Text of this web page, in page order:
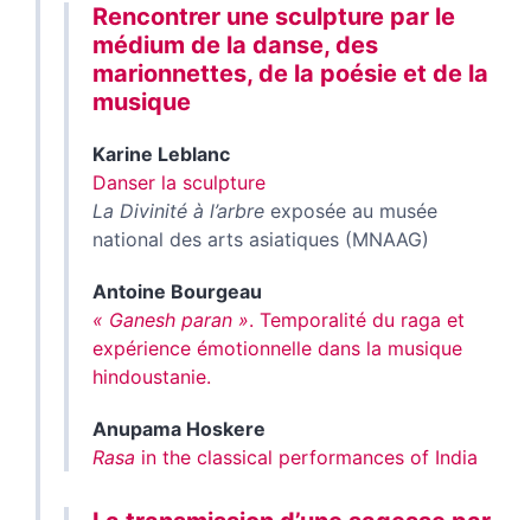
Rencontrer une sculpture par le
médium de la danse, des
marionnettes, de la poésie et de la
musique
Karine Leblanc
Danser la sculpture
La Divinité à l’arbre exposée au musée
national des arts asiatiques (MNAAG)
Antoine Bourgeau
« Ganesh paran ». Temporalité du raga et
expérience émotionnelle dans la musique
hindoustanie.
Anupama Hoskere
Rasa in the classical performances of India